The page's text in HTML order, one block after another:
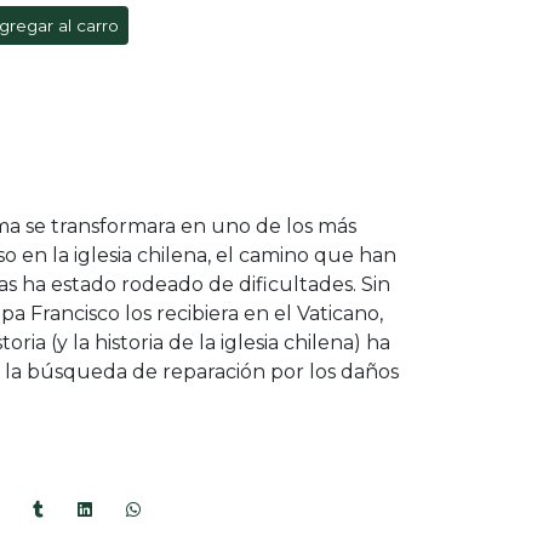
al carro
se transformara en uno de los más
en la iglesia chilena, el camino que han
ha estado rodeado de dificultades. Sin
Francisco los recibiera en el Vaticano,
(y la historia de la iglesia chilena) ha
búsqueda de reparación por los daños